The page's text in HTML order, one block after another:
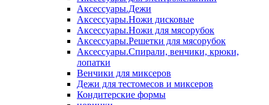
Аксессуары.Дежи
Аксессуары.Ножи дисковые
Аксессуары.Ножи для мясорубок
Аксессуары.Решетки для мясорубок
Аксессуары.Спирали, венчики, крюки,
лопатки
Венчики для миксеров
Дежи для тестомесов и миксеров
Кондитерские формы